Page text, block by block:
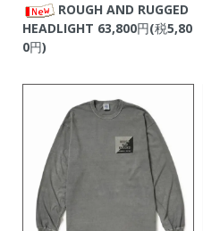
ROUGH AND RUGGED
HEADLIGHT 63,800円(税5,80
0円)